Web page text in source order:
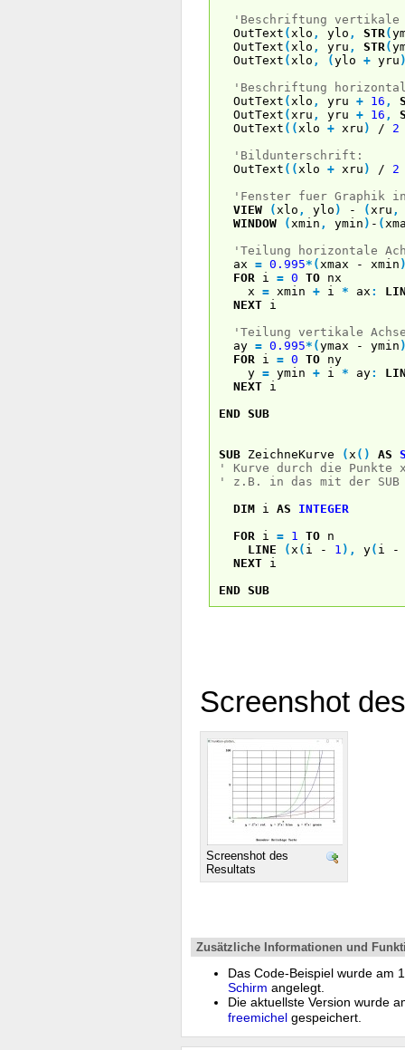
'Beschriftung vertikale
OutText ( xlo , ylo , STR (
OutText ( xlo , yru , STR (
OutText ( xlo , (ylo + yru
'Beschriftung
OutText ( xlo , yru + 16 ,
OutText ( xru , yru + 16 ,
OutText ( ( xlo + xru ) / 2
'Bildunterschrift:
OutText ( ( xlo + xru ) / 2
'Fenster fuer Graphik
VIEW
( xlo , ylo ) - ( xru ,
WINDOW
( xmin , ymin ) - (
'Teilung horizontale
ax = 0.995* ( xmax - xmin
FOR i = 0 TO nx
x = xmin + i * ax :
NEXT i
'Teilung vertikale
ay = 0.995* (ymax - ymin
FOR i = 0 TO ny
y = ymin + i * ay:
NEXT i
END SUB
SUB ZeichneKurve ( x ( ) AS
' Kurve durch die
' z.B. in das mit der SUB
DIM i AS
INTEGER
FOR i = 1 TO n
LINE
( x ( i - 1 ) , y( i
NEXT i
END SUB
Screenshot
Screenshot des
Resultats
Zusätzliche Informationen und
Das Code-Beispiel wurde am
Schirm angelegt.
Die aktuellste Version wurde
freemichel gespeichert.